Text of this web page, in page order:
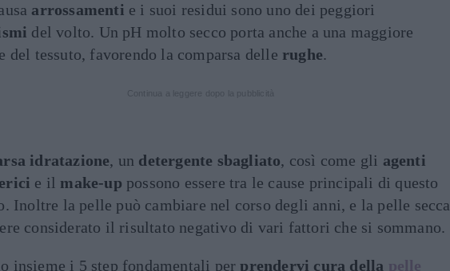
arrossamenti e i suoi residui sono uno dei peggiori
del volto. Un pH molto secco porta anche a una maggiore
del tessuto, favorendo la comparsa delle rughe.
idratazione, un detergente sbagliato, così come gli agenti
e il make-up possono essere tra le cause principali di questo
Inoltre la pelle può cambiare nel corso degli anni, e la pelle secca
considerato il risultato negativo di vari fattori che si sommano.
insieme i 5 step fondamentali per prendervi cura della pelle